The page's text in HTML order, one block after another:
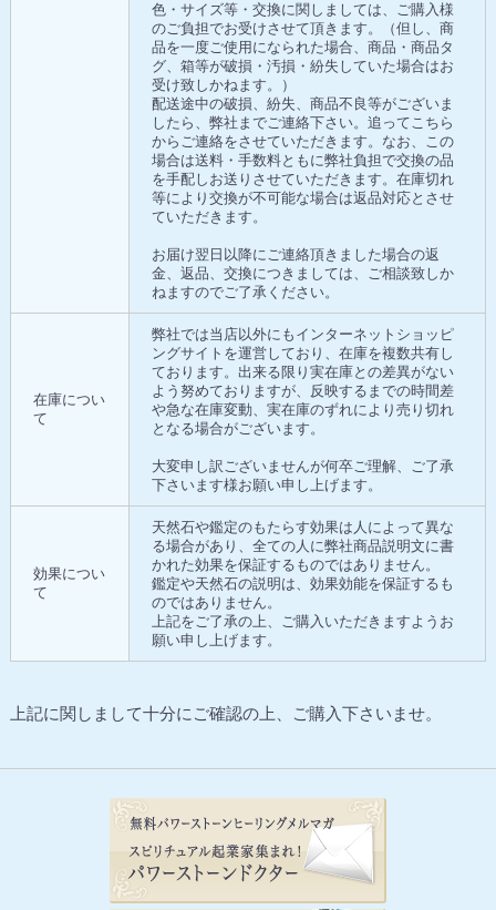
色・サイズ等・交換に関しましては、ご購入様
のご負担でお受けさせて頂きます。（但し、商
品を一度ご使用になられた場合、商品・商品タ
グ、箱等が破損・汚損・紛失していた場合はお
受け致しかねます。）
配送途中の破損、紛失、商品不良等がございま
したら、弊社までご連絡下さい。追ってこちら
からご連絡をさせていただきます。なお、この
場合は送料・手数料ともに弊社負担で交換の品
を手配しお送りさせていただきます。在庫切れ
等により交換が不可能な場合は返品対応とさせ
ていただきます。
お届け翌日以降にご連絡頂きました場合の返
金、返品、交換につきましては、ご相談致しか
ねますのでご了承ください。
在庫につい
て
弊社では当店以外にもインターネットショッピ
ングサイトを運営しており、在庫を複数共有し
ております。出来る限り実在庫との差異がない
よう努めておりますが、反映するまでの時間差
や急な在庫変動、実在庫のずれにより売り切れ
となる場合がございます。
大変申し訳ございませんが何卒ご理解、ご了承
下さいます様お願い申し上げます。
効果につい
て
天然石や鑑定のもたらす効果は人によって異な
る場合があり、全ての人に弊社商品説明文に書
かれた効果を保証するものではありません。
鑑定や天然石の説明は、効果効能を保証するも
のではありません。
上記をご了承の上、ご購入いただきますようお
願い申し上げます。
上記に関しまして十分にご確認の上、ご購入下さいませ。